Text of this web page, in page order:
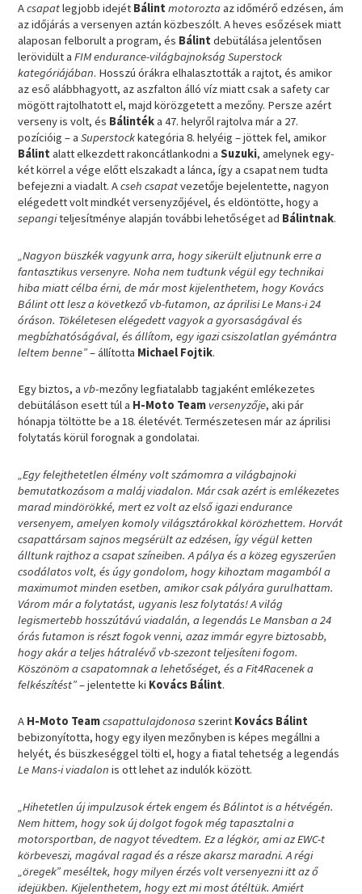
Acsapatlegjobb idejét Bálint motoroztaaz időmérő edzésen, ám
az időjárás a versenyen aztán közbeszólt. A heves esőzések miatt
alaposan felborult a program, és Bálint debütálása jelentősen
lerövidült aFIM endurance-világbajnokság Superstock
kategóriájában. Hosszú órákra elhalasztották a rajtot, és amikor
az eső alábbhagyott, az aszfalton álló víz miatt csak a safety car
mögött rajtolhatott el, majd körözgetett a mezőny. Persze azért
verseny is volt, és Bálintéka 47. helyről rajtolva már a 27.
pozícióig – aSuperstockkategória 8. helyéig – jöttek fel, amikor
Bálint alatt elkezdett rakoncátlankodni aSuzuki, amelynek egy-
két körrel a vége előtt elszakadt a lánca, így a csapat nem tudta
befejezni a viadalt. Acseh csapatvezetője bejelentette, nagyon
elégedett volt mindkét versenyzőjével, és eldöntötte, hogy a
sepangiteljesítménye alapján további lehetőséget ad Bálintnak.
„Nagyon büszkék vagyunk arra, hogy sikerült eljutnunk erre a
fantasztikus versenyre. Noha nem tudtunk végül egy technikai
hiba miatt célba érni, de már most kijelenthetem, hogy Kovács
Bálint ott lesz a következő vb-futamon, az áprilisi Le Mans-i 24
óráson. Tökéletesen elégedett vagyok a gyorsaságával és
megbízhatóságával, és állítom, egy igazi csiszolatlan gyémántra
leltem benne”– állította Michael Fojtik.
Egy biztos, a vb-mezőny legfiatalabb tagjaként emlékezetes
debütáláson esett túl a H-Moto Team versenyzője, aki pár
hónapja töltötte be a 18. életévét. Természetesen már az áprilisi
folytatás körül forognak a gondolatai.
„Egy felejthetetlen élmény volt számomra a világbajnoki
bemutatkozásom a maláj viadalon. Már csak azért is emlékezetes
marad mindörökké, mert ez volt az első igazi endurance
versenyem, amelyen komoly világsztárokkal körözhettem. Horvát
csapattársam sajnos megsérült az edzésen, így végül ketten
álltunk rajthoz a csapat színeiben. A pálya és a közeg egyszerűen
csodálatos volt, és úgy gondolom, hogy kihoztam magamból a
maximumot minden esetben, amikor csak pályára gurulhattam.
Várom már a folytatást, ugyanis lesz folytatás! A világ
legismertebb hosszútávú viadalán, a legendás Le Mansban a 24
órás futamon is részt fogok venni, azaz immár egyre biztosabb,
hogy akár a teljes hátralévő vb-szezont teljesíteni fogom.
Köszönöm a csapatomnak a lehetőséget, és a Fit4Racenek a
felkészítést”– jelentette ki Kovács Bálint.
A H-Moto Teamcsapattulajdonosaszerint Kovács Bálint
bebizonyította, hogy egy ilyen mezőnyben is képes megállni a
helyét, és büszkeséggel tölti el, hogy a fiatal tehetség a legendás
Le Mans-i viadalon is ott lehet az indulók között.
„Hihetetlen új impulzusok értek engem és Bálintot is a hétvégén.
Nem hittem, hogy sok új dolgot fogok még tapasztalni a
motorsportban, de nagyot tévedtem. Ez a légkör, ami az EWC-t
körbeveszi, magával ragad és a része akarsz maradni. A régi
„öregek” meséltek, hogy milyen érzés volt versenyezni itt az ő
idejükben. Kijelenthetem, hogy ezt mi most átéltük. Amiért